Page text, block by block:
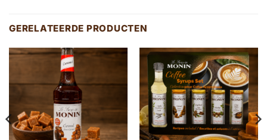
GERELATEERDE PRODUCTEN